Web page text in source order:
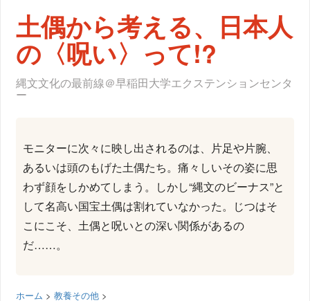
土偶から考える、日本人
の〈呪い〉って!?
縄文文化の最前線＠早稲田大学エクステンションセンタ
ー
モニターに次々に映し出されるのは、片足や片腕、
あるいは頭のもげた土偶たち。痛々しいその姿に思
わず顔をしかめてしまう。しかし“縄文のビーナス”と
して名高い国宝土偶は割れていなかった。じつはそ
こにこそ、土偶と呪いとの深い関係があるの
だ……。
ホーム >教養その他 >